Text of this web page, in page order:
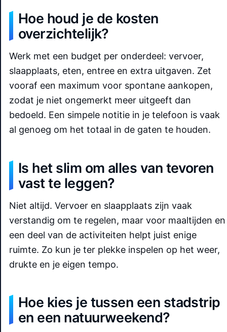
Hoe houd je de kosten
overzichtelijk?
Werk met een budget per onderdeel: vervoer,
slaapplaats, eten, entree en extra uitgaven. Zet
vooraf een maximum voor spontane aankopen,
zodat je niet ongemerkt meer uitgeeft dan
bedoeld. Een simpele notitie in je telefoon is vaak
al genoeg om het totaal in de gaten te houden.
Is het slim om alles van tevoren
vast te leggen?
Niet altijd. Vervoer en slaapplaats zijn vaak
verstandig om te regelen, maar voor maaltijden en
een deel van de activiteiten helpt juist enige
ruimte. Zo kun je ter plekke inspelen op het weer,
drukte en je eigen tempo.
Hoe kies je tussen een stadstrip
en een natuurweekend?